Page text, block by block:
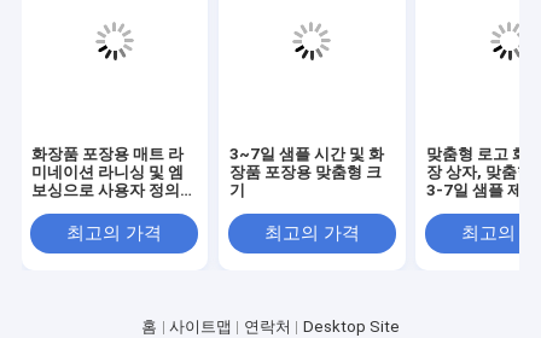
화장품 포장용 매트 라
미네이션 라니싱 및 엠
보싱으로 사용자 정의
최고의 가격
3~7일 샘플 시간 및 화
장품 포장용 맞춤형 크
기
최고의 가격
맞춤형 로고 화
장 상자, 맞춤형
3-7일 샘플 제
최고의
홈 사이트맵 연락처 Desktop Site